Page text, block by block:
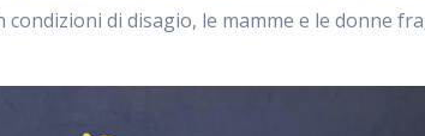
condizioni di disagio, le mamme e le donne